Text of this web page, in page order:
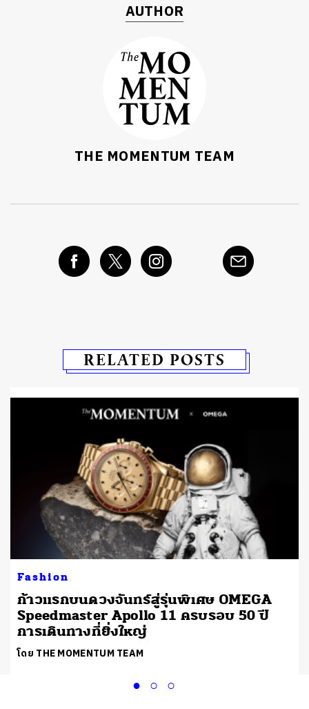
AUTHOR
THE MOMENTUM TEAM
RELATED POSTS
Fashion
ก้าวแรกบนดวงจันทร์สู่รุ่นพิเศษ OMEGA
Speedmaster Apollo 11 ครบรอบ 50 ปี
การเดินทางที่ยิ่งใหญ่
โดย THE MOMENTUM TEAM